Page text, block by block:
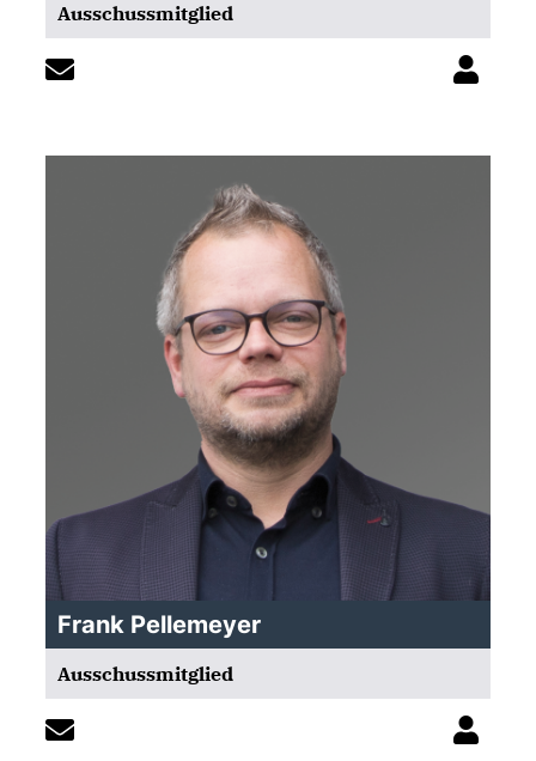
Ausschussmitglied
Frank Pellemeyer
Ausschussmitglied